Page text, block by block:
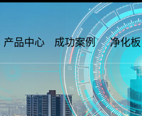
产品中心 成功案例 净化板